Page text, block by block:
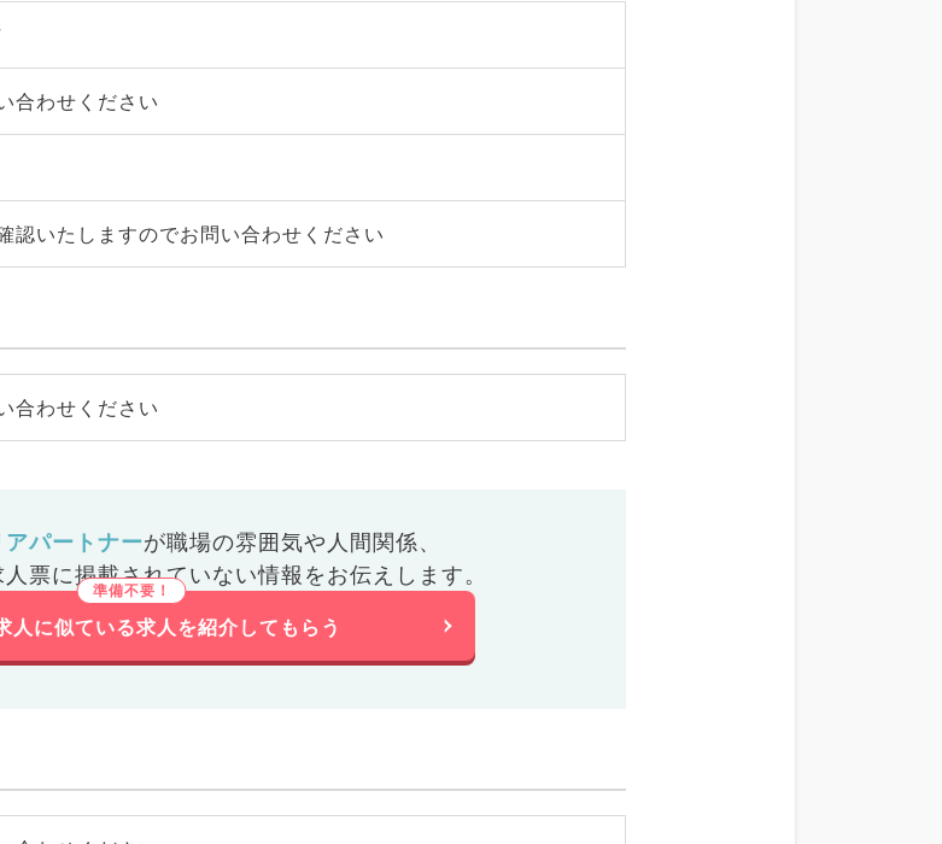
合わせください
認いたしますのでお問い合わせください
合わせください
パートナーが職場の雰囲気や人間関係、
人票に掲載されていない情報をお伝えします。
人に似ている求人を紹介してもらう